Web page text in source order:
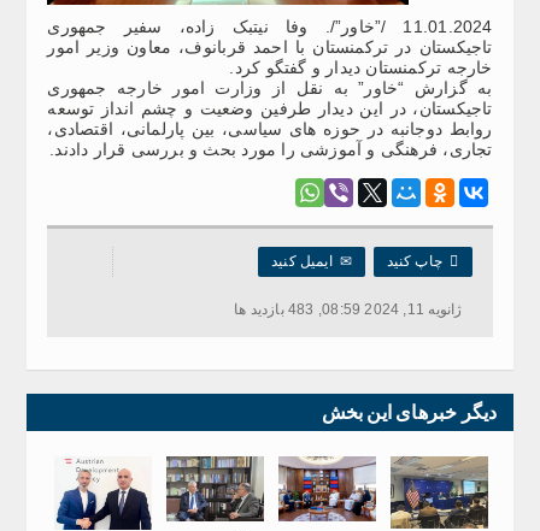
11.01.2024 /”خاور”/. وفا نیتبک زاده، سفیر جمهوری
تاجیکستان در ترکمنستان با احمد قربانوف، معاون وزیر امور
خارجه ترکمنستان دیدار و گفتگو کرد.
به گزارش “خاور” به نقل از وزارت امور خارجه جمهوری
تاجیکستان، در این دیدار طرفین وضعیت و چشم انداز توسعه
روابط دوجانبه در حوزه های سیاسی، بین پارلمانی، اقتصادی،
تجاری، فرهنگی و آموزشی را مورد بحث و بررسی قرار دادند.
 چاپ کنید ✉ایمیل کنید
ژانویه 11, 2024 08:59, 483 بازدید ها
دیگر خبرهای این بخش